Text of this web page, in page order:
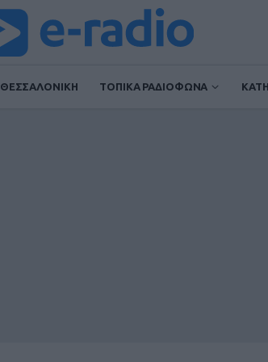
ΘΕΣΣΑΛΟΝΙΚΗ ΤΟΠΙΚΑ ΡΑΔΙΟΦΩΝΑ